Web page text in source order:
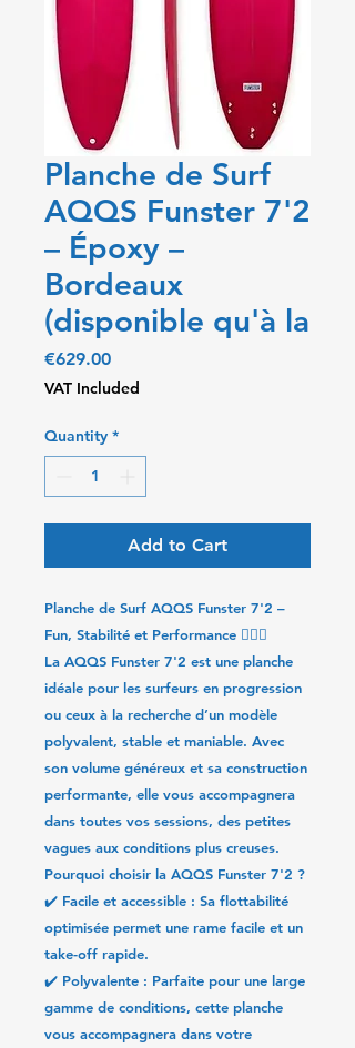
Planche de Surf
AQQS Funster 7'2
– Époxy –
Bordeaux
(disponible qu'à la
€629.00Price
VAT Included
Quantity *
Add to Cart
Planche de Surf AQQS Funster 7'2 –
Fun, Stabilité et Performance 🏄‍♂️🔥
La AQQS Funster 7'2 est une planche
idéale pour les surfeurs en progression
ou ceux à la recherche d’un modèle
polyvalent, stable et maniable. Avec
son volume généreux et sa construction
performante, elle vous accompagnera
dans toutes vos sessions, des petites
vagues aux conditions plus creuses.
Pourquoi choisir la AQQS Funster 7'2 ?
✔️ Facile et accessible : Sa flottabilité
optimisée permet une rame facile et un
take-off rapide.
✔️ Polyvalente : Parfaite pour une large
gamme de conditions, cette planche
vous accompagnera dans votre